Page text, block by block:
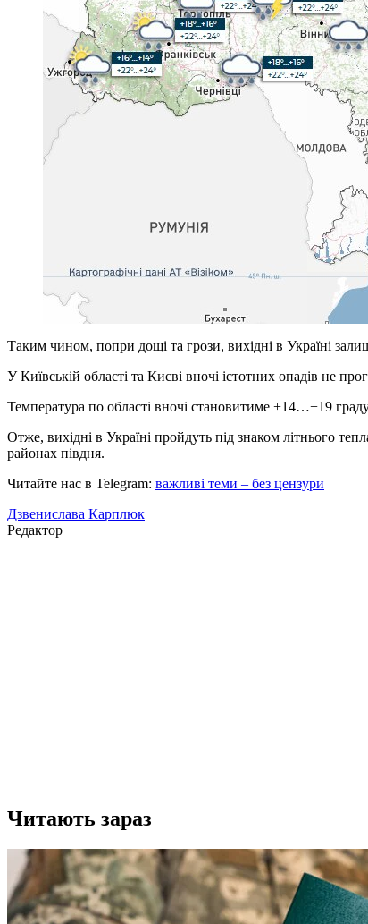
Таким чином, попри дощі та грози, вихідні в Україні
У Київській області та Києві вночі істотних опадів не
Температура по області вночі становитиме +14…+19
Отже, вихідні в Україні пройдуть під знаком літнього
районах півдня.
Читайте нас в Telegram: важливі теми – без цензури
Дзвенислава Карплюк
Редактор
Читають зараз